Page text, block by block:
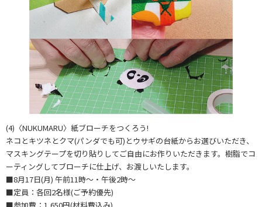
(4)〈NUKUMARU〉紙ブローチをつくろう!
ネコとキツネとクマ(パンダでも可)とウサギの台紙からお選びいただき、
マスキングテープを切り貼りしてご自由にお作りいただきます。樹脂でコ
ーティングしてブローチに仕上げ、お渡しいたします。
■8月17日(月) 午前11時～・午後2時～
■定員：各回2名様(ご予約優先)
■参加費：1,650円(材料費込み)